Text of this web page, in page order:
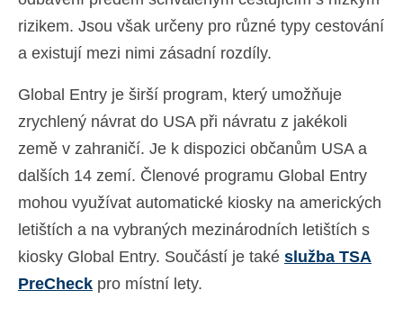
rizikem. Jsou však určeny pro různé typy cestování
a existují mezi nimi zásadní rozdíly.
Global Entry je širší program, který umožňuje
zrychlený návrat do USA při návratu z jakékoli
země v zahraničí. Je k dispozici občanům USA a
dalších 14 zemí. Členové programu Global Entry
mohou využívat automatické kiosky na amerických
letištích a na vybraných mezinárodních letištích s
kiosky Global Entry. Součástí je také služba TSA
PreCheck pro místní lety.